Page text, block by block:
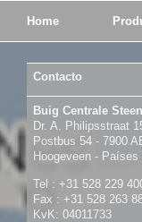
Home
Contacto
Buig Centrale
Dr. A. Philipsstraat
Postbus 54 - 7900
Hoogeveen - Países
Tel : +31 528 229
Fax : +31 528 263
KvK: 04011733